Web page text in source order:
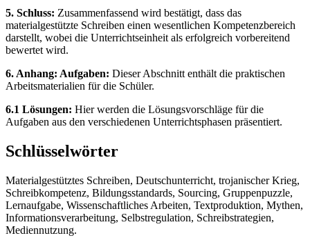
5. Schluss: Zusammenfassend wird bestätigt, dass das
materialgestützte Schreiben einen wesentlichen Kompetenzbereich
darstellt, wobei die Unterrichtseinheit als erfolgreich vorbereitend
bewertet wird.
6. Anhang: Aufgaben: Dieser Abschnitt enthält die praktischen
Arbeitsmaterialien für die Schüler.
6.1 Lösungen: Hier werden die Lösungsvorschläge für die
Aufgaben aus den verschiedenen Unterrichtsphasen präsentiert.
Schlüsselwörter
Materialgestütztes Schreiben, Deutschunterricht, trojanischer Krieg,
Schreibkompetenz, Bildungsstandards, Sourcing, Gruppenpuzzle,
Lernaufgabe, Wissenschaftliches Arbeiten, Textproduktion, Mythen,
Informationsverarbeitung, Selbstregulation, Schreibstrategien,
Mediennutzung.